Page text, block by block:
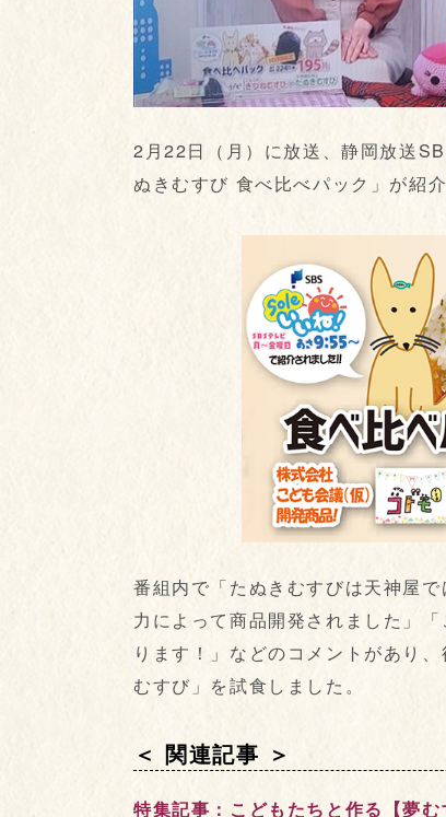
2月22日（月）に放送、静岡放送
ぬきむすび 食べ比べパック」が紹介
番組内で「たぬきむすびは天神屋
力によって商品開発されました」
ります！」などのコメントがあり
むすび」を試食しました。
＜ 関連記事 ＞
特集記事：こどもたちと作る【夢む